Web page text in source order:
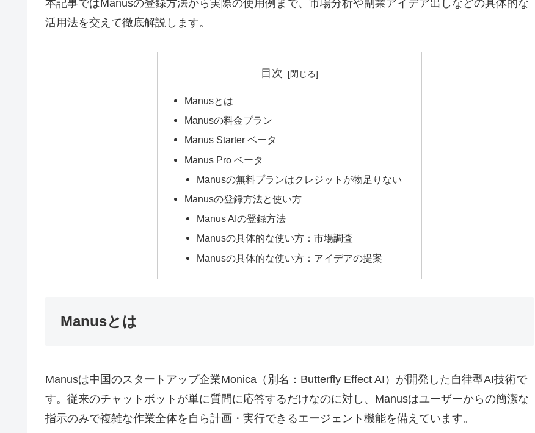
本記事ではManusの登録方法から実際の使用例まで、市場分析や副業アイデア出しなどの具体的な
活用法を交えて徹底解説します。
目次
Manusとは
Manusの料金プラン
Manus Starter ベータ
Manus Pro ベータ
Manusの無料プランはクレジットが物足りない
Manusの登録方法と使い方
Manus AIの登録方法
Manusの具体的な使い方：市場調査
Manusの具体的な使い方：アイデアの提案
Manusとは
Manusは中国のスタートアップ企業Monica（別名：Butterfly Effect AI）が開発した自律型AI技術で
す。従来のチャットボットが単に質問に応答するだけなのに対し、Manusはユーザーからの簡潔な
指示のみで複雑な作業全体を自ら計画・実行できるエージェント機能を備えています。